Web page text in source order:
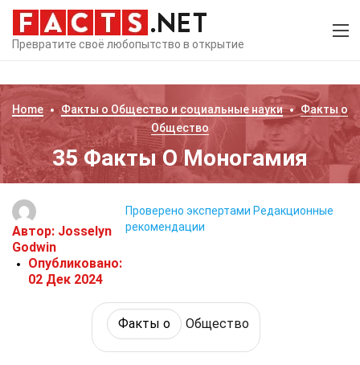
Превратите своё любопытство в открытие
Home Факты о Общество и социальные науки
Факты о
Общество
35 Факты О Моногамия
Автор: Josselyn
Godwin
Опубликовано:
02 Дек 2024
Проверено экспертами Редакционные
рекомендации
Факты о Общество